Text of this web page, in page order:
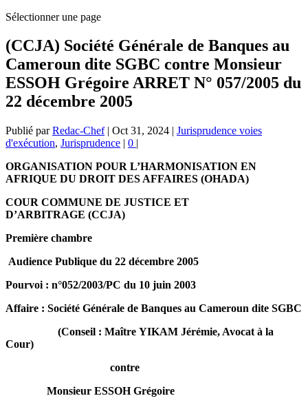
Sélectionner une page
(CCJA) Société Générale de Banques au
Cameroun dite SGBC contre Monsieur
ESSOH Grégoire ARRET N° 057/2005 du
22 décembre 2005
Publié parRedac-Chef| Oct 31, 2024 | Jurisprudence voies
d'exécution, Jurisprudence | 0 |
ORGANISATION POUR L’HARMONISATION EN
AFRIQUE DU DROIT DES AFFAIRES (OHADA)
COUR COMMUNE DE JUSTICE ET
D’ARBITRAGE (CCJA)
Première chambre
Audience Publique du 22 décembre 2005
Pourvoi : n°052/2003/PC du 10 juin 2003
Affaire : Société Générale de Banques au Cameroun dite SGBC
(Conseil : Maître YIKAM Jérémie, Avocat à la
Cour)
contre
Monsieur ESSOH Grégoire